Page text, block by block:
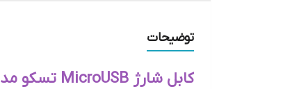
توضیحات
کابل شارژ MicroUSB تسکو مدل TC A192 طول 1 متر